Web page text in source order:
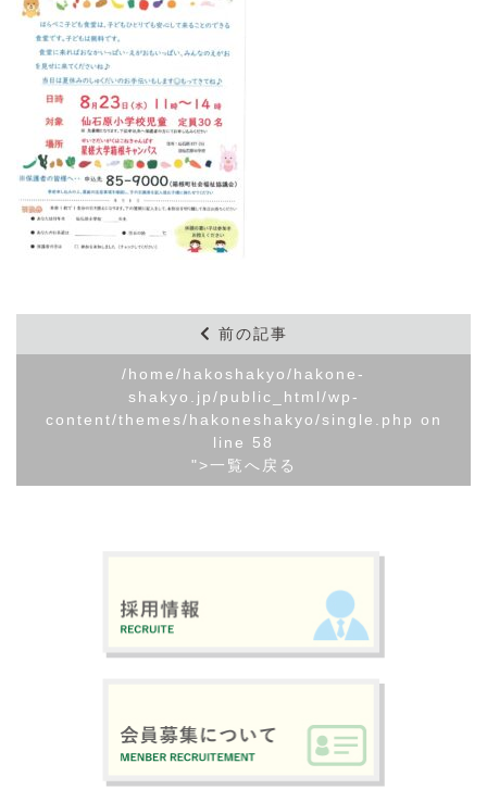
前の記事
/home/hakoshakyo/hakone-
shakyo.jp/public_html/wp-
content/themes/hakoneshakyo/single.php on
line 58
">一覧へ戻る